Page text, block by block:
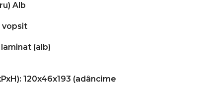
Alb
vopsit
PAL laminat (alb)
120x46x193 (adâncime